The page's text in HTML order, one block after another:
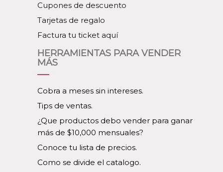
Cupones de descuento
Tarjetas de regalo
Factura tu ticket aquí
HERRAMIENTAS PARA VENDER
MÁS
Cobra a meses sin intereses.
Tips de ventas.
¿Que productos debo vender para ganar
más de $10,000 mensuales?
Conoce tu lista de precios.
Como se divide el catalogo.